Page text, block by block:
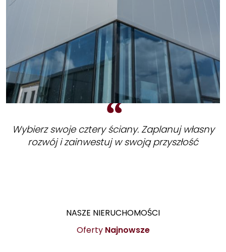
Wybierz swoje cztery ściany. Zaplanuj własny
rozwój i zainwestuj w swoją przyszłość
NASZE NIERUCHOMOŚCI
Oferty Najnowsze